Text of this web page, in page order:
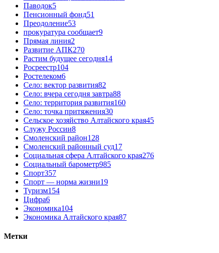
Паводок5
Пенсионный фонд51
Преодоление53
прокуратура сообщает9
Прямая линия2
Развитие АПК270
Растим будущее сегодня14
Росреестр104
Ростелеком6
Село: вектор развития82
Село: вчера сегодня завтра88
Село: территория развития160
Село: точка притяжения30
Сельское хозяйство Алтайского края45
Служу России8
Смоленский район128
Смоленский районный суд17
Социальная сфера Алтайского края276
Социальный барометр985
Спорт357
Спорт — норма жизни19
Туризм154
Цифра6
Экономика104
Экономика Алтайского края87
Метки